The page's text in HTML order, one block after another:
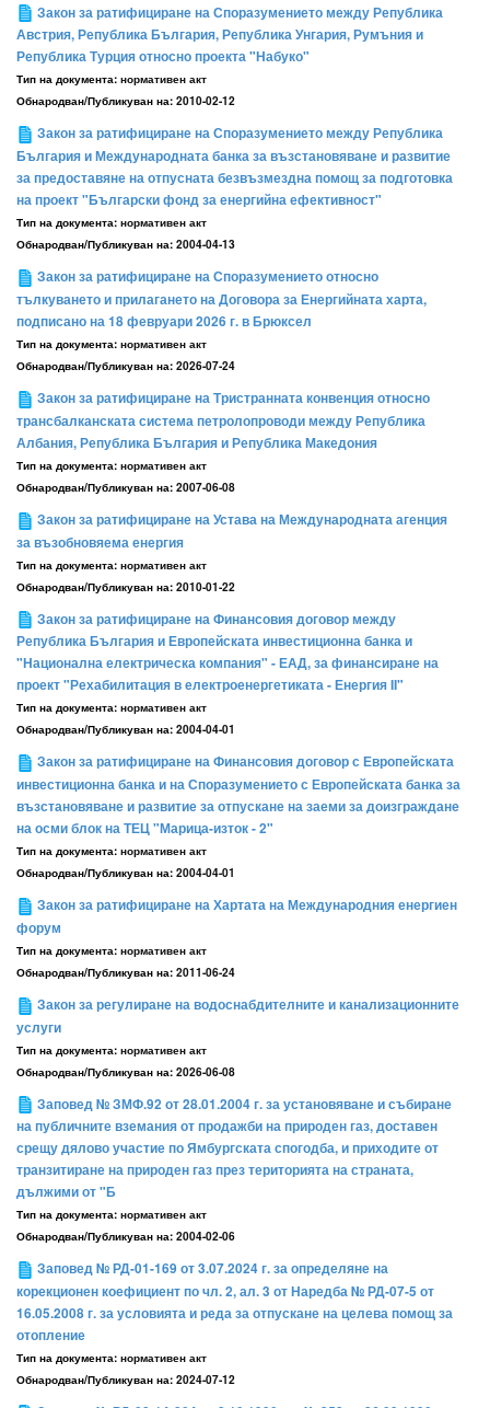
Закон за ратифициране на Споразумението между Република
Австрия, Република България, Република Унгария, Румъния и
Република Турция относно проекта "Набуко"
Тип на документа: нормативен акт
Обнародван/Публикуван на: 2010-02-12
Закон за ратифициране на Споразумението между Република
България и Международната банка за възстановяване и развитие
за предоставяне на отпусната безвъзмездна помощ за подготовка
на проект "Български фонд за енергийна ефективност"
Тип на документа: нормативен акт
Обнародван/Публикуван на: 2004-04-13
Закон за ратифициране на Споразумението относно
тълкуването и прилагането на Договора за Енергийната харта,
подписано на 18 февруари 2026 г. в Брюксел
Тип на документа: нормативен акт
Обнародван/Публикуван на: 2026-07-24
Закон за ратифициране на Тристранната конвенция относно
трансбалканската система петролопроводи между Република
Албания, Република България и Република Македония
Тип на документа: нормативен акт
Обнародван/Публикуван на: 2007-06-08
Закон за ратифициране на Устава на Международната агенция
за възобновяема енергия
Тип на документа: нормативен акт
Обнародван/Публикуван на: 2010-01-22
Закон за ратифициране на Финансовия договор между
Република България и Европейската инвестиционна банка и
"Национална електрическа компания" - ЕАД, за финансиране на
проект "Рехабилитация в електроенергетиката - Енергия II"
Тип на документа: нормативен акт
Обнародван/Публикуван на: 2004-04-01
Закон за ратифициране на Финансовия договор с Европейската
инвестиционна банка и на Споразумението с Европейската банка за
възстановяване и развитие за отпускане на заеми за доизграждане
на осми блок на ТЕЦ "Марица-изток - 2"
Тип на документа: нормативен акт
Обнародван/Публикуван на: 2004-04-01
Закон за ратифициране на Хартата на Международния енергиен
форум
Тип на документа: нормативен акт
Обнародван/Публикуван на: 2011-06-24
Закон за регулиране на водоснабдителните и канализационните
услуги
Тип на документа: нормативен акт
Обнародван/Публикуван на: 2026-06-08
Заповед № ЗМФ.92 от 28.01.2004 г. за установяване и събиране
на публичните вземания от продажби на природен газ, доставен
срещу дялово участие по Ямбургската спогодба, и приходите от
транзитиране на природен газ през територията на страната,
дължими от "Б
Тип на документа: нормативен акт
Обнародван/Публикуван на: 2004-02-06
Заповед № РД-01-169 от 3.07.2024 г. за определяне на
корекционен коефициент по чл. 2, ал. 3 от Наредба № РД-07-5 от
16.05.2008 г. за условията и реда за отпускане на целева помощ за
отопление
Тип на документа: нормативен акт
Обнародван/Публикуван на: 2024-07-12